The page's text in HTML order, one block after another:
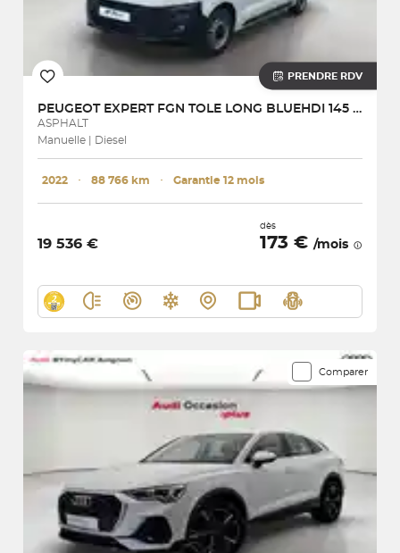
PRENDRE RDV
PEUGEOT EXPERT FGN TOLE LONG BLUEHDI 145 S&S BVM6
ASPHALT
Manuelle | Diesel
2022 ･ 88 766 km ･ Garantie 12 mois
19 536 €
dès
173 € /mois
Comparer